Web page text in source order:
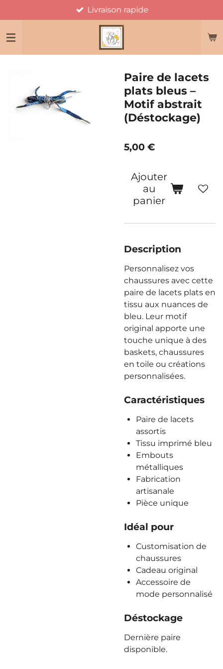
au
contenu
Livraison rapide
Paire de lacets
plats bleus –
Motif abstrait
(Déstockage)
5,00 €
Ajouter
au
panier
Description
Personnalisez vos
chaussures avec cette
paire de lacets plats en
tissu aux nuances de
bleu. Leur motif
original apporte une
touche unique à des
baskets, chaussures
en toile ou créations
personnalisées.
Caractéristiques
Paire de lacets
assortis
Tissu imprimé bleu
Embouts
métalliques
Fabrication
artisanale
Pièce unique
Idéal pour
Customisation de
chaussures
Cadeau original
Accessoire de
mode personnalisé
Déstockage
Dernière paire
disponible.